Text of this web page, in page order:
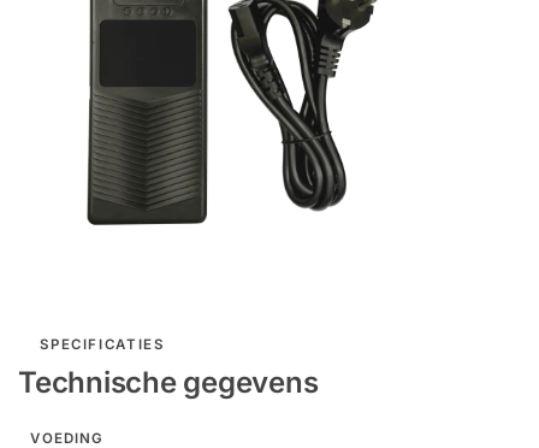
SPECIFICATIES
Technische gegevens
VOEDING